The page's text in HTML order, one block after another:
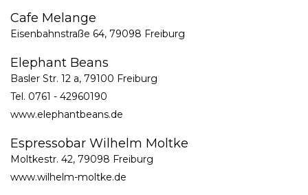
Cafe Melange
Eisenbahnstraße 64, 79098 Freiburg
Elephant Beans
Basler Str. 12 a, 79100 Freiburg
Tel. 0761 - 42960190
www.elephantbeans.de
Espressobar Wilhelm Moltke
Moltkestr. 42, 79098 Freiburg
www.wilhelm-moltke.de